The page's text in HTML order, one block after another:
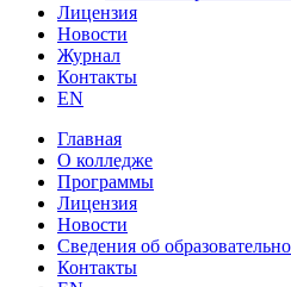
Лицензия
Новости
Журнал
Контакты
EN
Главная
О колледже
Программы
Лицензия
Новости
Сведения об
Контакты